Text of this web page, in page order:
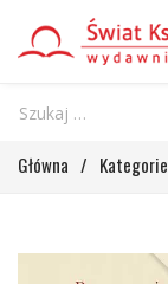
Główna / Kategorie